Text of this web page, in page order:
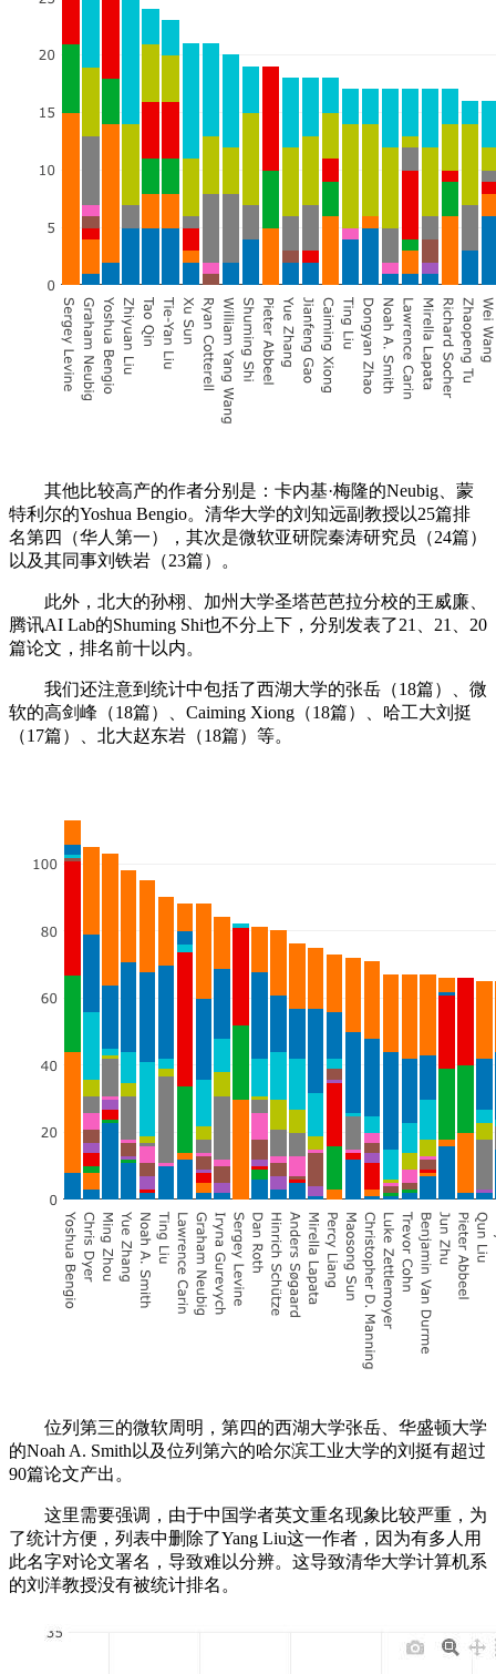
其他比较高产的作者分别是：卡内基·梅隆的Neubig、蒙
特利尔的Yoshua Bengio。清华大学的刘知远副教授以25篇排
名第四（华人第一），其次是微软亚研院秦涛研究员（24篇）
以及其同事刘铁岩（23篇）。
此外，北大的孙栩、加州大学圣塔芭芭拉分校的王威廉、
腾讯AI Lab的Shuming Shi也不分上下，分别发表了21、21、20
篇论文，排名前十以内。
我们还注意到统计中包括了西湖大学的张岳（18篇）、微
软的高剑峰（18篇）、Caiming Xiong（18篇）、哈工大刘挺
（17篇）、北大赵东岩（18篇）等。
位列第三的微软周明，第四的西湖大学张岳、华盛顿大学
的Noah A. Smith以及位列第六的哈尔滨工业大学的刘挺有超过
90篇论文产出。
这里需要强调，由于中国学者英文重名现象比较严重，为
了统计方便，列表中删除了Yang Liu这一作者，因为有多人用
此名字对论文署名，导致难以分辨。这导致清华大学计算机系
的刘洋教授没有被统计排名。